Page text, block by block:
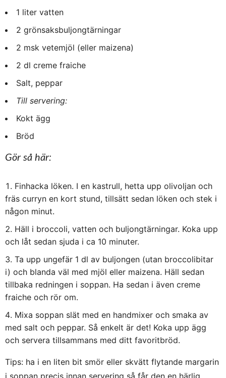
1 liter vatten
2 grönsaksbuljongtärningar
2 msk vetemjöl (eller maizena)
2 dl creme fraiche
Salt, peppar
Till servering:
Kokt ägg
Bröd
Gör så här:
Finhacka löken. I en kastrull, hetta upp olivoljan och
fräs curryn en kort stund, tillsätt sedan löken och stek i
någon minut.
Häll i broccoli, vatten och buljongtärningar. Koka upp
och låt sedan sjuda i ca 10 minuter.
Ta upp ungefär 1 dl av buljongen (utan broccolibitar
i) och blanda väl med mjöl eller maizena. Häll sedan
tillbaka redningen i soppan. Ha sedan i även creme
fraiche och rör om.
Mixa soppan slät med en handmixer och smaka av
med salt och peppar. Så enkelt är det! Koka upp ägg
och servera tillsammans med ditt favoritbröd.
Tips: ha i en liten bit smör eller skvätt flytande margarin